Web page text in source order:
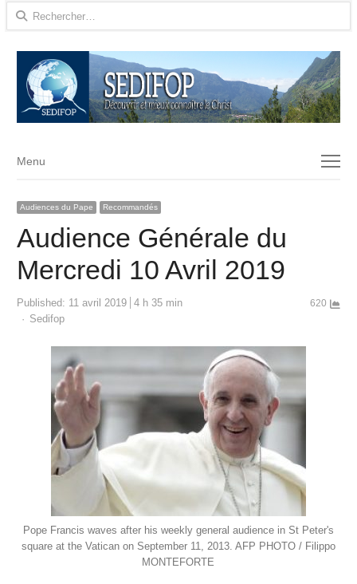
Rechercher :
Menu
Menu
Audiences du Pape Recommandés
Audience Générale du
Mercredi 10 Avril 2019
Published: 11 avril 2019
4 h 35 min
Author
Sedifop
620
Pope Francis waves after his weekly general audience in St Peter's
square at the Vatican on September 11, 2013. AFP PHOTO / Filippo
MONTEFORTE